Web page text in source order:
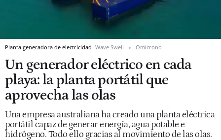
Planta generadora de electricidad Wave Swell Omicrono
Un generador eléctrico en cada
playa: la planta portátil que
aprovecha las olas
Una empresa australiana ha creado una planta eléctrica
portátil capaz de generar energía, agua potable e
hidrógeno. Todo ello gracias al movimiento de las olas.